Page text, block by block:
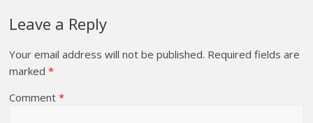
Leave a Reply
Your email address will not be published. Required fields are
marked*
Comment*